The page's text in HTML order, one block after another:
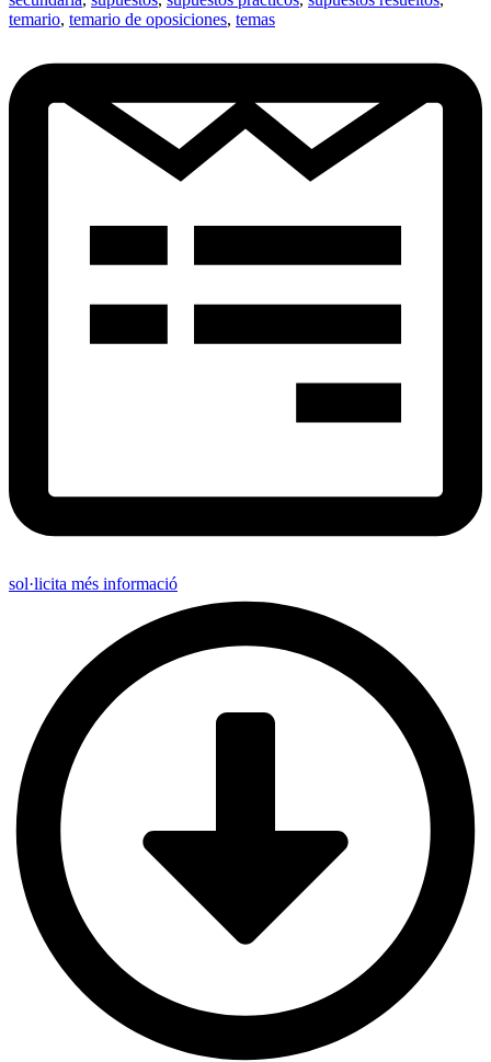
temario, temario de oposiciones, temas
sol·licita més informació